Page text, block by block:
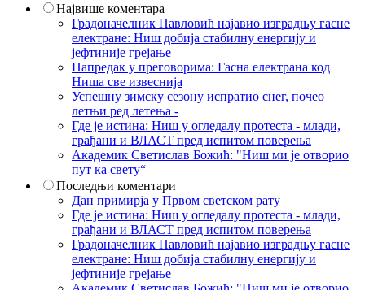
Највише коментара
Градоначелник Павловић најавио изградњу гасне
електране: Ниш добија стабилну енергију и
јефтиније грејање
Напредак у преговорима: Гасна електрана код
Ниша све извеснија
Успешну зимску сезону испратио снег, почео
летњи ред летења -
Где је истина: Ниш у огледалу протеста - млади,
грађани и ВЛАСТ пред испитом поверења
Академик Светислав Божић: "Ниш ми је отворио
пут ка свету“
Последњи коментари
Дан примирја у Првом светском рату
Где је истина: Ниш у огледалу протеста - млади,
грађани и ВЛАСТ пред испитом поверења
Градоначелник Павловић најавио изградњу гасне
електране: Ниш добија стабилну енергију и
јефтиније грејање